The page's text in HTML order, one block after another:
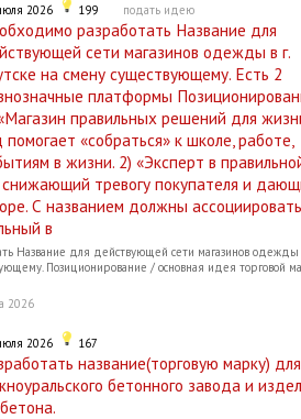
2026 199 подать идею
разработать Название для
сети магазинов одежды в г.
на смену существующему. Есть 2
платформы
правильных решений для
«собраться» к школе, работе,
в жизни. 2) «Эксперт в
тревогу покупателя и
С названием должны
в
Название для действующей сети магазинов одежды
Позиционирование / основная идея торговой
2026
2026 167
название(торговую марку) для
бетонного завода и